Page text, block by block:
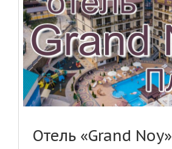
Отель «Grand Noy»